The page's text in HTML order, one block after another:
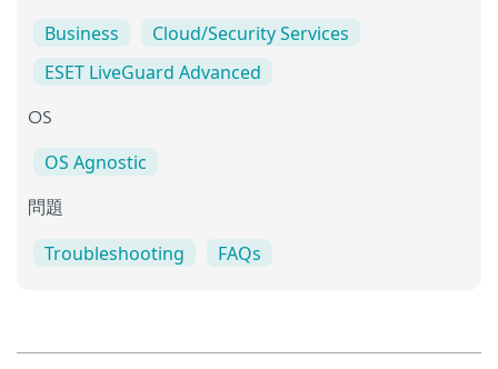
Business
Cloud/Security Services
ESET LiveGuard Advanced
OS
OS Agnostic
問題
Troubleshooting FAQs